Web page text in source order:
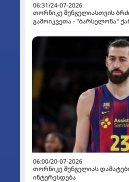
06:31/24-07-2026
თორნიკე შენგელიასთვის
გამოიკვეთა - "ბარსელონა"
06:00/20-07-2026
თორნიკე შენგელიას
ინტერესდება